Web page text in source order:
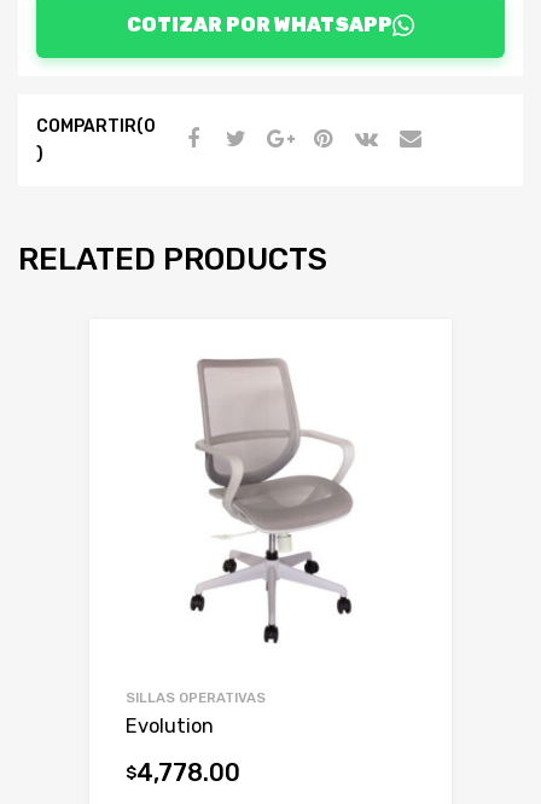
COTIZAR POR WHATSAPP
COMPARTIR(0
)
RELATED PRODUCTS
SILLAS OPERATIVAS
Evolution
$4,778.00